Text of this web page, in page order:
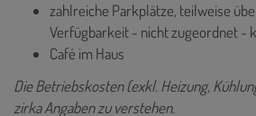
zahlreiche Parkplätze, teilweise
Verfügbarkeit - nicht zugeordnet -
Café im Haus
Die Betriebskosten (exkl. Heizung,
zirka Angaben zu verstehen.